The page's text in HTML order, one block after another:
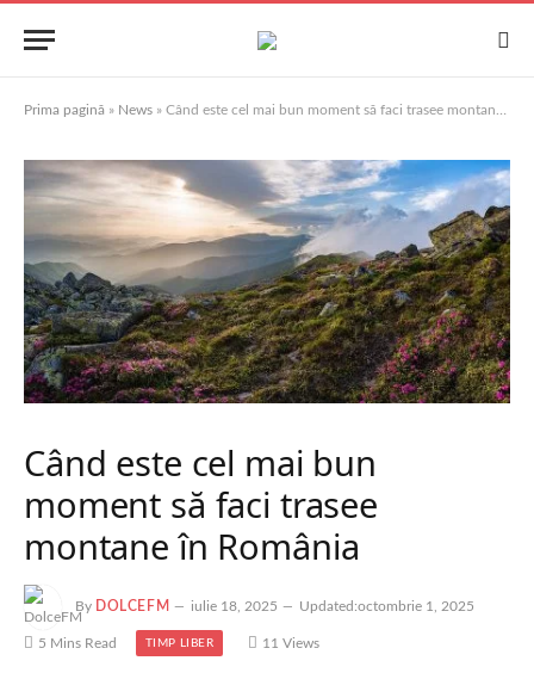
Prima pagină » News » Când este cel mai bun moment să faci trasee montane în România
Când este cel mai bun
moment să faci trasee
montane în România
By DOLCEFM iulie 18, 2025 Updated:octombrie 1, 2025
5 Mins Read TIMP LIBER 11 Views